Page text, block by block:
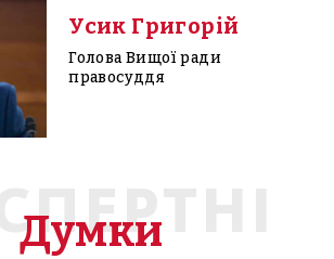
Усик Григорій
Голова Вищої ради
правосуддя
Думки